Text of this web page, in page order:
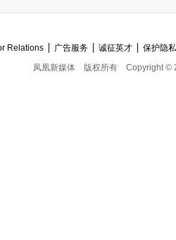
Relations 广告服务 诚征英才
保护隐
凤凰新媒体
版权所有 Copyright ©